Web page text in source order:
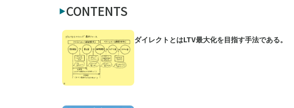
CONTENTS
ダイレクトとはLTV最大化を目指す手法である。